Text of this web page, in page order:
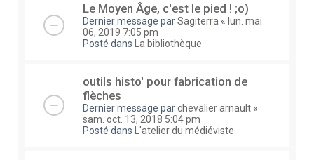
Le Moyen Âge, c'est le pied ! ;o)
Dernier message parSagiterra « lun. mai
06, 2019 7:05 pm
Posté dans
La bibliothèque
outils histo' pour fabrication de
flèches
Dernier message parchevalier arnault «
sam. oct. 13, 2018 5:04 pm
Posté dans
L'atelier du médiéviste